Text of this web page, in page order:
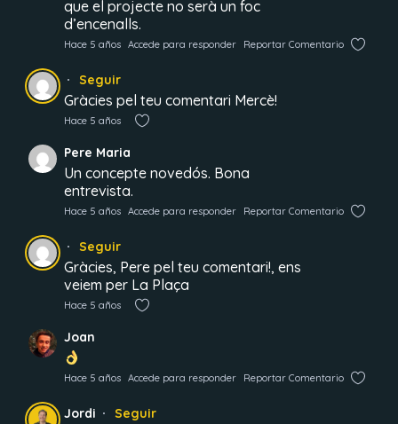
que el projecte no serà un foc
d’encenalls.
Hace 5 años Accede para responder Reportar Comentario
Seguir
Gràcies pel teu comentari Mercè!
Hace 5 años
Pere Maria
Un concepte novedós. Bona
entrevista.
Hace 5 años Accede para responder Reportar Comentario
Seguir
Gràcies, Pere pel teu comentari!, ens
veiem per La Plaça
Hace 5 años
Joan
Hace 5 años Accede para responder Reportar Comentario
Jordi Seguir